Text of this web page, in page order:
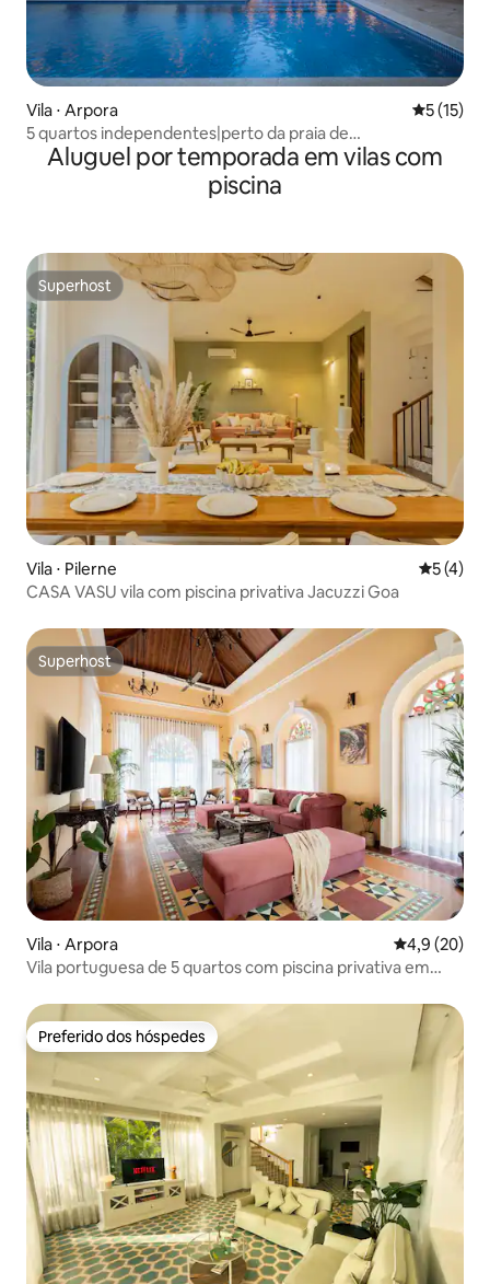
Vila ⋅ Arpora 5 de uma
5 (15)
5 quartos independentes|perto da praia de
Vagator|piscina de 50 m
Aluguel por temporada em vilas com
piscina
Superhost
Superhost
Vila ⋅ Pilerne 5 de
5 (4)
CASA VASU vila com piscina privativa Jacuzzi Goa
Superhost
Superhost
Vila ⋅ Arpora 4,9 de uma
4,9 (20)
Vila portuguesa de 5 quartos com piscina privativa em
Preferido dos hóspedes
Preferido dos hóspedes